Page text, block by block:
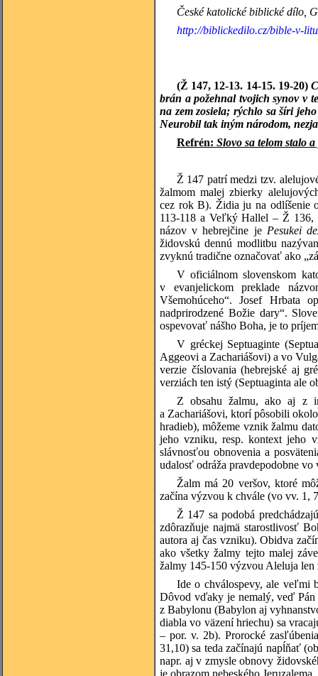
České katolické biblické dílo,
http://biblickedilo.cz/bible-v-
(Ž 147, 12-13. 14-15. 19-20)
brán a požehnal tvojich synov v
na zem zosiela; rýchlo sa šíri
Neurobil tak iným národom,
Refrén: Slovo sa telom stalo
Ž 147 patrí medzi tzv.
žalmom malej zbierky
cez rok B). Židia ju na odlíšenie
113-118 a Veľký Hallel – Ž 136,
názov v hebrejčine je Pesukei
židovskú dennú modlitbu
zvyknú tradične označovať ako
V oficiálnom slovenskom
v evanjelickom preklade
Všemohúceho“. Josef Hrbata
nadprirodzené Božie dary“.
ospevovať nášho Boha, je to
V gréckej Septuaginte
Aggeovi a Zachariášovi) a vo
verzie číslovania (hebrejské aj
verziách ten istý (Septuaginta ale
Z obsahu žalmu, ako aj z
a Zachariášovi, ktorí pôsobili
hradieb), môžeme vznik žalmu
jeho vzniku, resp. kontext jeho
slávnosťou obnovenia a
udalosť odráža pravdepodobne vo
Žalm má 20 veršov, ktoré
začína výzvou k chvále (vo vv. 1,
Ž 147 sa podobá
zdôrazňuje najmä starostlivosť
autora aj čas vzniku). Obidva
ako všetky žalmy tejto malej
žalmy 145-150 výzvou Aleluja len
Ide o chválospevy, ale veľmi
Dôvod vďaky je nemalý, veď Pán
z Babylonu (Babylon aj
diabla vo väzení hriechu) sa
– por. v. 2b). Prorocké
31,10) sa teda začínajú napĺňať
napr. aj v zmysle obnovy
je obrazom nebeského